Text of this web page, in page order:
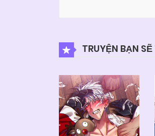
TRUYỆN BẠN